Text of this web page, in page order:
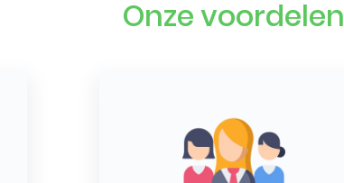
Onze voordelen